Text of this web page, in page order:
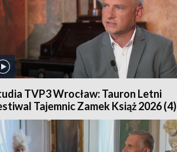
TVP3 Wrocław: Tauron Letni
Tajemnic Zamek Książ 2026 (4)